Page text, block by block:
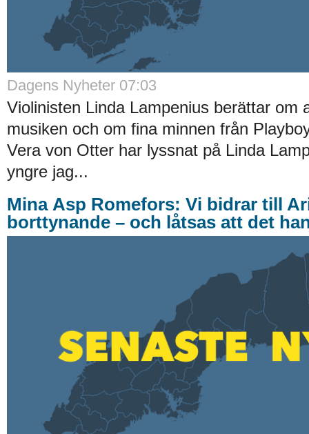
Dagens Nyheter 07:03
Violinisten Linda Lampenius berättar om
musiken och om fina minnen från
Vera von Otter har lyssnat på Linda
yngre jag...
Mina Asp Romefors: Vi bidrar till
borttynande – och låtsas att det